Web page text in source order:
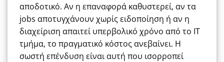
αποδοτικό. Αν η επαναφορά καθυστερεί, αν τα
jobs αποτυγχάνουν χωρίς ειδοποίηση ή αν η
διαχείριση απαιτεί υπερβολικό χρόνο από το IT
τμήμα, το πραγματικό κόστος ανεβαίνει. Η
σωστή επένδυση είναι αυτή που ισορροπεί